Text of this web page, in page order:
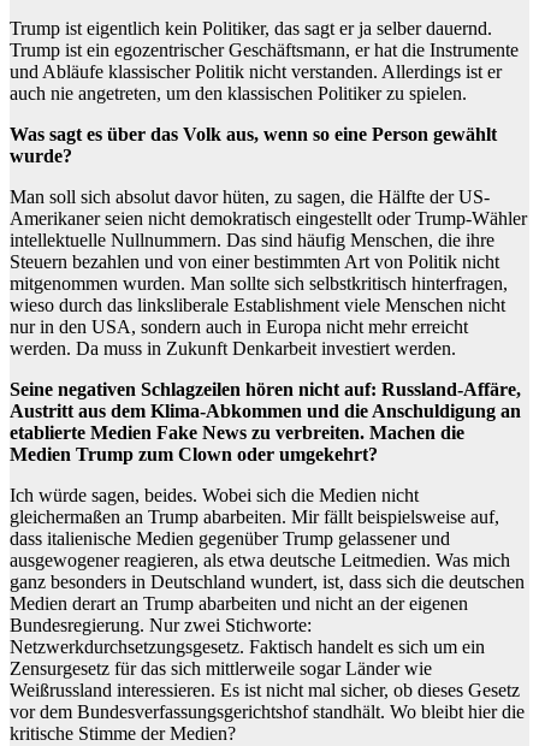
Trump ist eigentlich kein Politiker, das sagt er ja selber dauernd.
Trump ist ein egozentrischer Geschäftsmann, er hat die Instrumente
und Abläufe klassischer Politik nicht verstanden. Allerdings ist er
auch nie angetreten, um den klassischen Politiker zu spielen.
Was sagt es über das Volk aus, wenn so eine Person gewählt
wurde?
Man soll sich absolut davor hüten, zu sagen, die Hälfte der US-
Amerikaner seien nicht demokratisch eingestellt oder Trump-Wähler
intellektuelle Nullnummern. Das sind häufig Menschen, die ihre
Steuern bezahlen und von einer bestimmten Art von Politik nicht
mitgenommen wurden. Man sollte sich selbstkritisch hinterfragen,
wieso durch das linksliberale Establishment viele Menschen nicht
nur in den USA, sondern auch in Europa nicht mehr erreicht
werden. Da muss in Zukunft Denkarbeit investiert werden.
Seine negativen Schlagzeilen hören nicht auf: Russland-Affäre,
Austritt aus dem Klima-Abkommen und die Anschuldigung an
etablierte Medien Fake News zu verbreiten. Machen die
Medien Trump zum Clown oder umgekehrt?
Ich würde sagen, beides. Wobei sich die Medien nicht
gleichermaßen an Trump abarbeiten. Mir fällt beispielsweise auf,
dass italienische Medien gegenüber Trump gelassener und
ausgewogener reagieren, als etwa deutsche Leitmedien. Was mich
ganz besonders in Deutschland wundert, ist, dass sich die deutschen
Medien derart an Trump abarbeiten und nicht an der eigenen
Bundesregierung. Nur zwei Stichworte:
Netzwerkdurchsetzungsgesetz. Faktisch handelt es sich um ein
Zensurgesetz für das sich mittlerweile sogar Länder wie
Weißrussland interessieren. Es ist nicht mal sicher, ob dieses Gesetz
vor dem Bundesverfassungsgerichtshof standhält. Wo bleibt hier die
kritische Stimme der Medien?